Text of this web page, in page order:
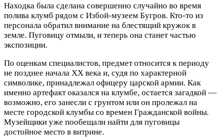
Находка была сделана совершенно случайно во время
полива клумб рядом с Избой-музеем Бугров. Кто-то из
персонала обратил внимание на блестящий кружок в
земле. Пуговицу отмыли, и теперь она станет частью
экспозиции.
По оценкам специалистов, предмет относится к периоду
не позднее начала XX века и, судя по характерной
символике, принадлежал офицеру царской армии. Как
именно артефакт оказался на клумбе, остается загадкой —
возможно, его занесли с грунтом или он пролежал на
месте городской клумбы со времен Гражданской войны.
Музейщики уже пообещали найти для пуговицы
достойное место в витрине.